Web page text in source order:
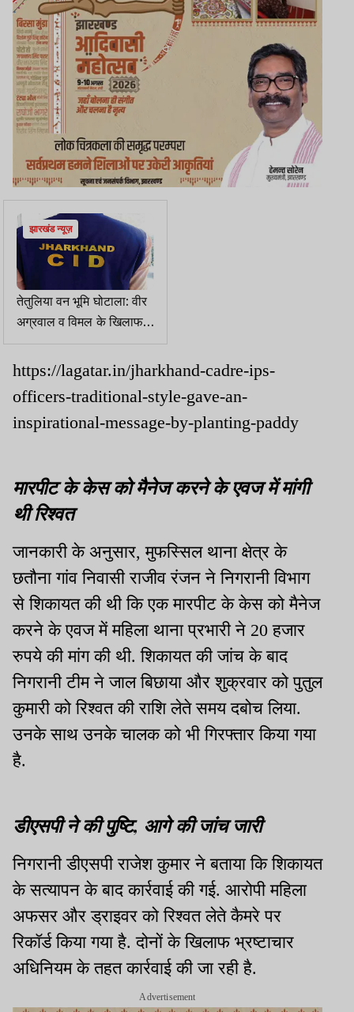
झारखंड न्यूज़
तेतुलिया वन भूमि घोटाला: वीर
अग्रवाल व विमल के खिलाफ
अगली सुनवाई तक पीड़क
कार्रवाई पर रोक
https://lagatar.in/jharkhand-cadre-ips-
officers-traditional-style-gave-an-
inspirational-message-by-planting-paddy
मारपीट के केस को मैनेज करने के एवज में मांगी
थी रिश्वत
जानकारी के अनुसार, मुफस्सिल थाना क्षेत्र के
छतौना गांव निवासी राजीव रंजन ने निगरानी विभाग
से शिकायत की थी कि एक मारपीट के केस को मैनेज
करने के एवज में महिला थाना प्रभारी ने 20 हजार
रुपये की मांग की थी. शिकायत की जांच के बाद
निगरानी टीम ने जाल बिछाया और शुक्रवार को पुतुल
कुमारी को रिश्वत की राशि लेते समय दबोच लिया.
उनके साथ उनके चालक को भी गिरफ्तार किया गया
है.
डीएसपी ने की पुष्टि, आगे की जांच जारी
निगरानी डीएसपी राजेश कुमार ने बताया कि शिकायत
के सत्यापन के बाद कार्रवाई की गई. आरोपी महिला
अफसर और ड्राइवर को रिश्वत लेते कैमरे पर
रिकॉर्ड किया गया है. दोनों के खिलाफ भ्रष्टाचार
अधिनियम के तहत कार्रवाई की जा रही है.
Advertisement